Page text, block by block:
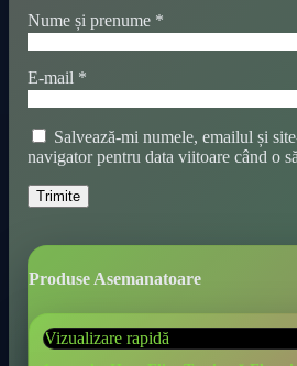
Nume și prenume *
E-mail *
Salvează-mi numele, emailul și
navigator pentru data viitoare când o
Produse Asemanatoare
Vizualizare rapidă